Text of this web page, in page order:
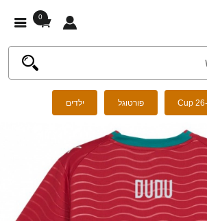
0
פורטוגל ילדים